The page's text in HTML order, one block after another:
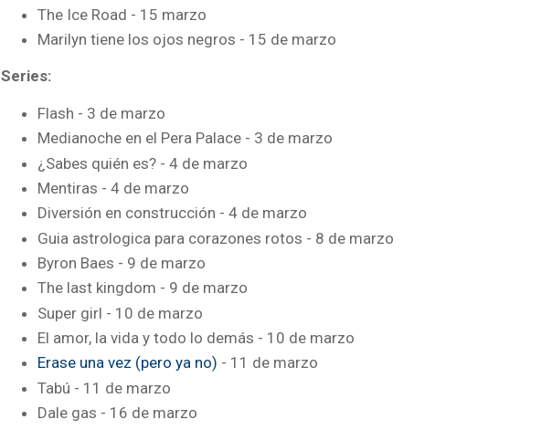
The Ice Road - 15 marzo
Marilyn tiene los ojos negros - 15 de marzo
Series:
Flash - 3 de marzo
Medianoche en el Pera Palace - 3 de marzo
¿Sabes quién es? - 4 de marzo
Mentiras - 4 de marzo
Diversión en construcción - 4 de marzo
Guia astrologica para corazones rotos - 8 de marzo
Byron Baes - 9 de marzo
The last kingdom - 9 de marzo
Super girl - 10 de marzo
El amor, la vida y todo lo demás - 10 de marzo
Erase una vez (pero ya no) - 11 de marzo
Tabú - 11 de marzo
Dale gas - 16 de marzo